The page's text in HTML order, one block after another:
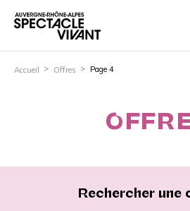
Accueil Offres Page 4
Rechercher une